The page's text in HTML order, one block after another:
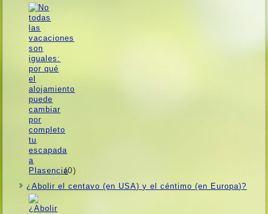
(0)
¿Abolir el centavo (en USA) y el céntimo (en Europa)?